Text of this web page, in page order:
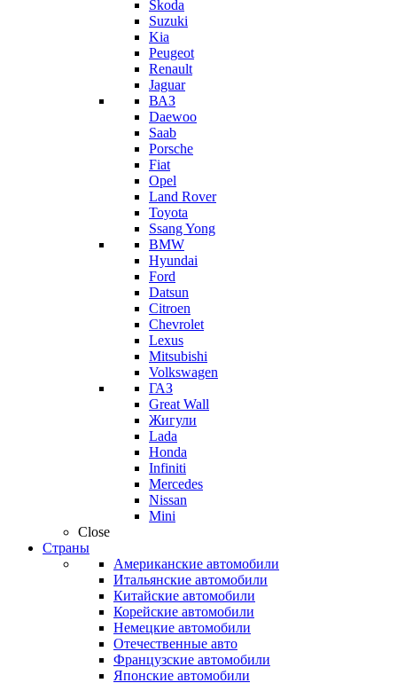
Skoda
Suzuki
Kia
Peugeot
Renault
Jaguar
ВАЗ
Daewoo
Saab
Porsche
Fiat
Opel
Land Rover
Toyota
Ssang Yong
BMW
Hyundai
Ford
Datsun
Citroen
Chevrolet
Lexus
Mitsubishi
Volkswagen
ГАЗ
Great Wall
Жигули
Lada
Honda
Infiniti
Mercedes
Nissan
Mini
Close
Страны
Американские автомобили
Итальянские автомобили
Китайские автомобили
Корейские автомобили
Немецкие автомобили
Отечественные авто
Французские автомобили
Японские автомобили